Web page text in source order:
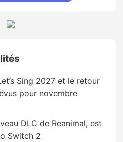
Sing 2027 et le retour
pour novembre
DLC de Reanimal, est
Switch 2